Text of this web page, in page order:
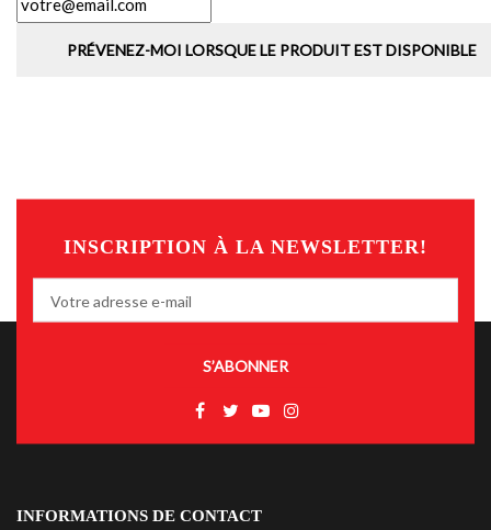
PRÉVENEZ-MOI LORSQUE LE PRODUIT EST DISPONIBLE
INSCRIPTION À LA NEWSLETTER!
S’ABONNER
INFORMATIONS DE CONTACT